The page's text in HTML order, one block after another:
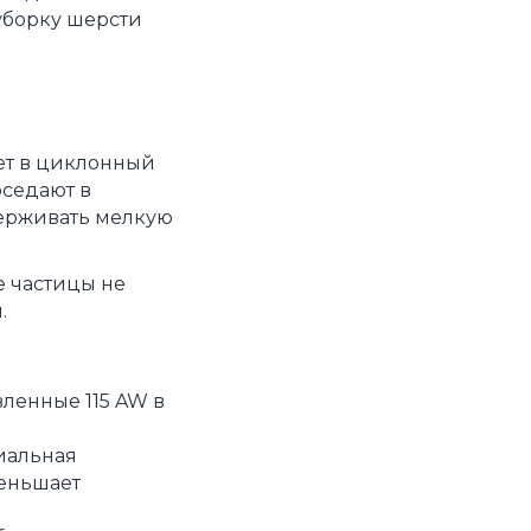
шерсти
в циклонный
в
мелкую
частицы не
115 AW в